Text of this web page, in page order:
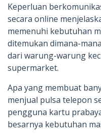
Keperluan
secara online
memenuhi kebutuhan
ditemukan dimana-
dari warung-warung
supermarket.
Apa yang membuat
menjual pulsa telepon
pengguna kartu
besarnya kebutuhan